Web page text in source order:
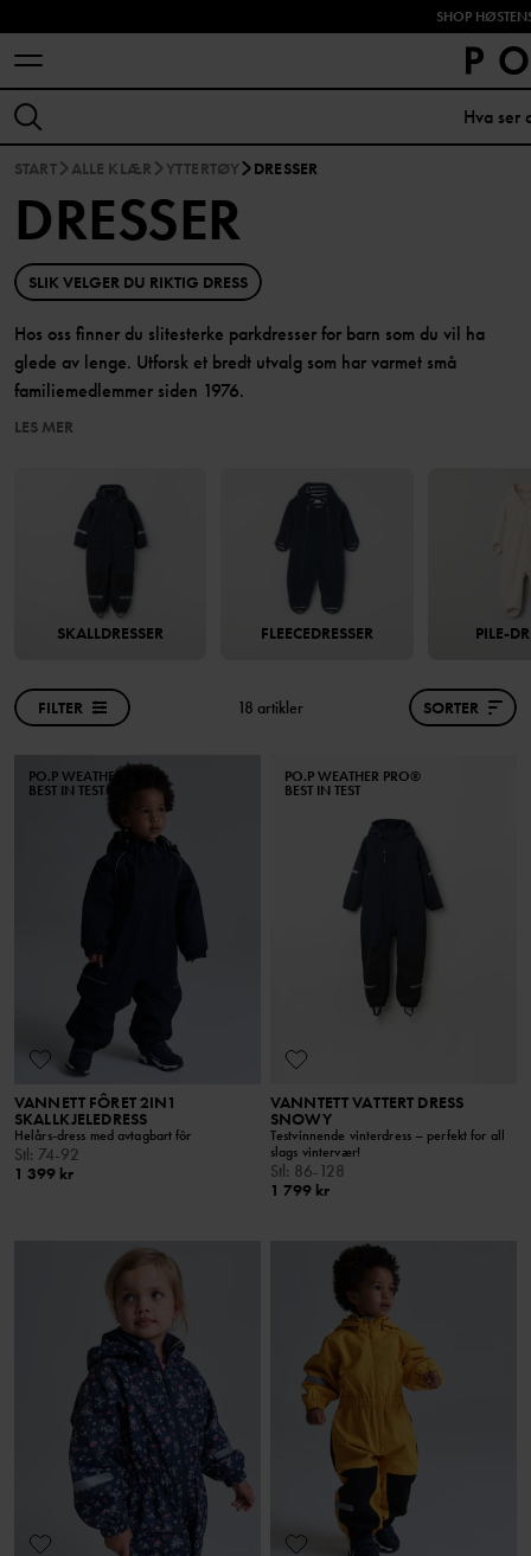
SHOP
START ALLE KLÆR YTTERTØY DRESSER
DRESSER
SLIK VELGER DU RIKTIG DRESS
Hos oss finner du slitesterke parkdresser for barn som du vil ha
glede av lenge. Utforsk et bredt utvalg som har varmet små
familiemedlemmer siden 1976.
LES MER
SKALLDRESSER FLEECEDRESSER PILE-
FILTER 18 artikler SORTER
PO.P WEATHER PRO®
BEST IN TEST
VANNETT FÔRET 2IN1
SKALLKJELEDRESS
Helårs-dress med avtagbart fôr
Stl: 74-92
1 399 kr
PO.P WEATHER PRO®
BEST IN TEST
VANNTETT VATTERT DRESS
SNOWY
Testvinnende vinterdress – perfekt for all
slags vintervær!
Stl: 86-128
1 799 kr